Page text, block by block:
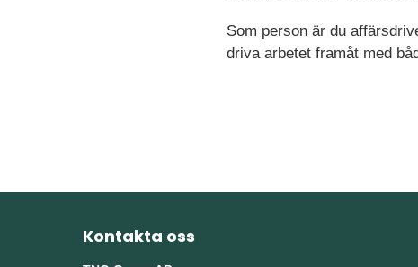
Som person är du
driva arbetet framåt med
Kontakta oss